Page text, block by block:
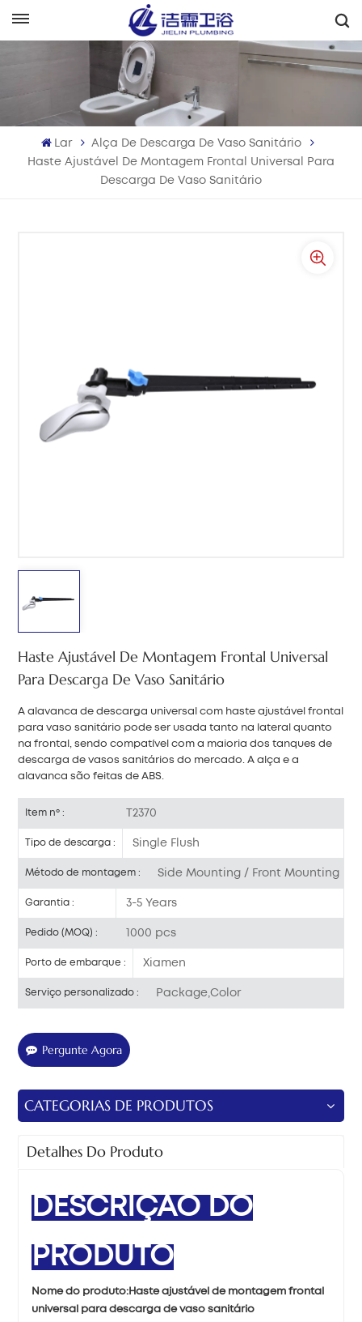
Français
Lar
Alça De Descarga De Vaso Sanitário
Haste Ajustável De Montagem Frontal Universal Para
Descarga De Vaso Sanitário
Haste Ajustável De Montagem Frontal Universal
Para Descarga De Vaso Sanitário
A alavanca de descarga universal com haste ajustável frontal
para vaso sanitário pode ser usada tanto na lateral quanto
na frontal, sendo compatível com a maioria dos tanques de
descarga de vasos sanitários do mercado. A alça e a
alavanca são feitas de ABS.
Item nº : T2370
Tipo de descarga : Single Flush
Método de montagem : Side Mounting / Front Mounting
Garantia : 3-5 Years
Pedido (MOQ) : 1000 pcs
Porto de embarque : Xiamen
Serviço personalizado : Package,Color
Pergunte Agora
CATEGORIAS DE PRODUTOS
Detalhes Do Produto
DESCRIÇÃO DO
PRODUTO
Nome do produto: Haste ajustável de montagem frontal
universal para descarga de vaso sanitário